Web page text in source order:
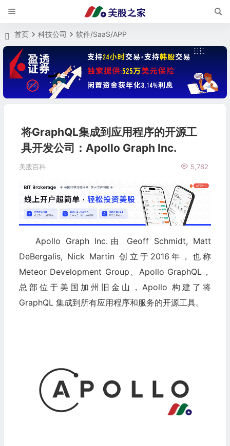
首页 科技公司 软件/SaaS/APP
将GraphQL集成到应用程序的开源工
具开发公司：Apollo Graph Inc.
美股百科 5,782
Apollo Graph Inc.由 Geoff Schmidt, Matt
DeBergalis, Nick Martin 创立于2016年，也称
Meteor Development Group、Apollo GraphQL，
总部位于美国加州旧金山，Apollo 构建了将
GraphQL 集成到所有应用程序和服务的开源工具。